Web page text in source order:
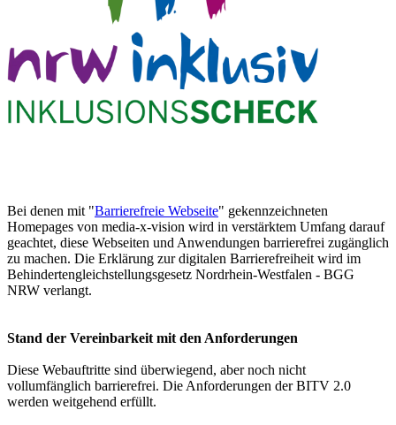
Bei denen mit "Barrierefreie Webseite" gekennzeichneten
Homepages von media-x-vision wird in verstärktem Umfang darauf
geachtet, diese Webseiten und Anwendungen barrierefrei zugänglich
zu machen. Die Erklärung zur digitalen Barrierefreiheit wird im
Behindertengleichstellungsgesetz Nordrhein-Westfalen - BGG
NRW verlangt.
Stand der Vereinbarkeit mit den Anforderungen
Diese Webauftritte sind überwiegend, aber noch nicht
vollumfänglich barrierefrei. Die Anforderungen der BITV 2.0
werden weitgehend erfüllt.